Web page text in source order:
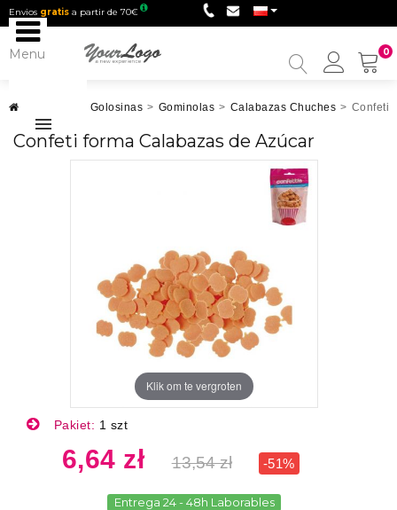
Envios gratis a partir de 70€
0
My
Menu
Golosinas > Gominolas > Calabazas Chuches > Confeti
Confeti forma Calabazas de Azúcar
Klik om te vergroten
Pakiet: 1 szt
6,64 zł 13,54 zł -51%
Entrega 24 - 48h Laborables